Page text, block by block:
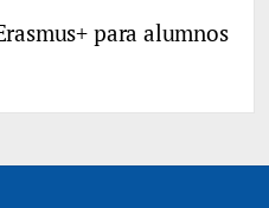
para alumnos